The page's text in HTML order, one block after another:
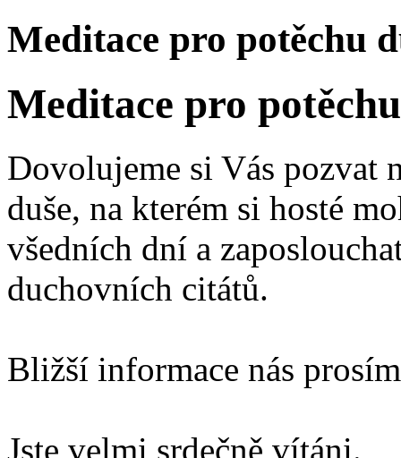
Meditace pro potěchu
Meditace pro
Dovolujeme si Vás pozvat
duše, na kterém si hosté
všedních dní a
duchovních citátů.
Bližší informace nás
Jste velmi srdečně vítáni.